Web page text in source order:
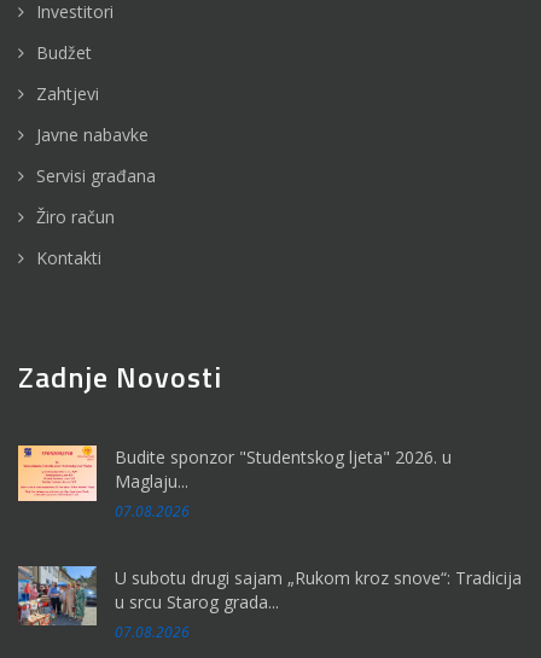
Investitori
Budžet
Zahtjevi
Javne nabavke
Servisi građana
Žiro račun
Kontakti
Zadnje Novosti
Budite sponzor "Studentskog ljeta" 2026. u
Maglaju...
07.08.2026
U subotu drugi sajam „Rukom kroz snove“: Tradicija
u srcu Starog grada...
07.08.2026